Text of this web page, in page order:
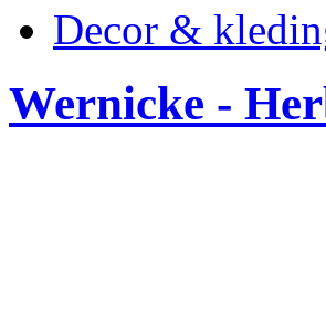
Decor &
Wernicke -